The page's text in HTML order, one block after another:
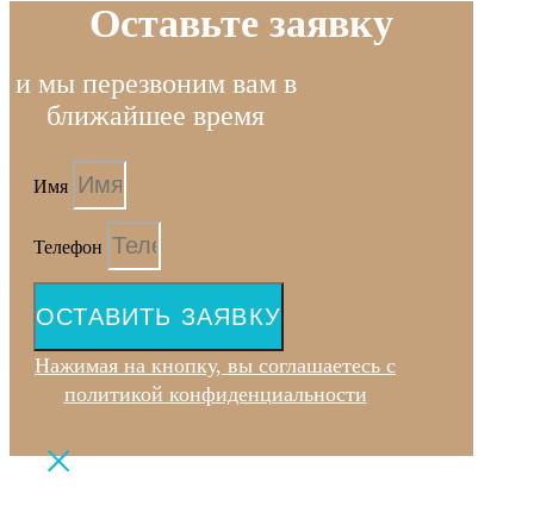
Оставьте заявку
и мы перезвоним вам в
ближайшее время
Имя
Телефон
ОСТАВИТЬ ЗАЯВКУ
Нажимая на кнопку, вы соглашаетесь с
политикой конфиденциальности